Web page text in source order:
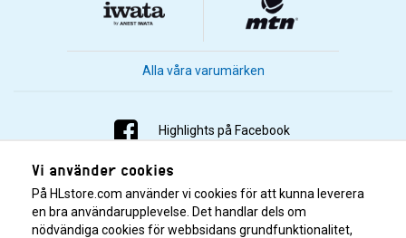
Alla våra varumärken
Highlights på Facebook
Highlights på Instagram
Highlights på Youtube
Vi använder cookies
På HLstore.com använder vi cookies för att kunna leverera
en bra användarupplevelse. Det handlar dels om
nödvändiga cookies för webbsidans grundfunktionalitet,